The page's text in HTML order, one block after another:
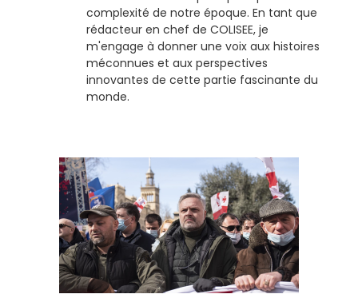
complexité de notre époque. En tant que
rédacteur en chef de COLISEE, je
m'engage à donner une voix aux histoires
méconnues et aux perspectives
innovantes de cette partie fascinante du
monde.